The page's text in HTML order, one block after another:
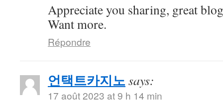
Appreciate you sharing, great
Want more.
Répondre
언택트카지노says:
17 août 2023 at 9 h 14 min